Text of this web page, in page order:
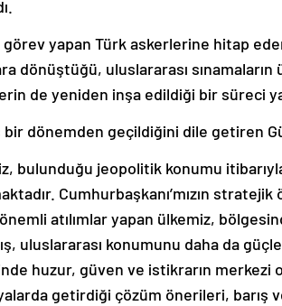
görev yapan Türk askerlerine hitap
dönüştüğü, uluslararası
de yeniden inşa edildiği bir süreci
bir dönemden geçildiğini dile getiren
bulunduğu jeopolitik konumu
Cumhurbaşkanı’mızın
atılımlar yapan ülkemiz,
uluslararası konumunu daha da
huzur, güven ve istikrarın
getirdiği çözüm önerileri, barış